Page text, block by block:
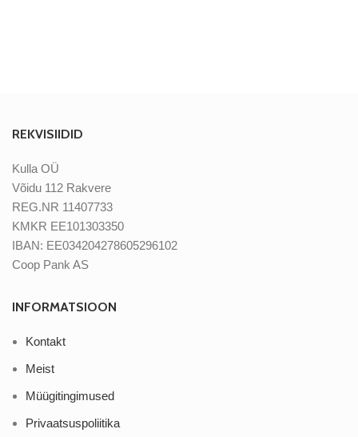
REKVISIIDID
Kulla OÜ
Võidu 112 Rakvere
REG.NR 11407733
KMKR EE101303350
IBAN: EE034204278605296102
Coop Pank AS
INFORMATSIOON
Kontakt
Meist
Müügitingimused
Privaatsuspoliitika